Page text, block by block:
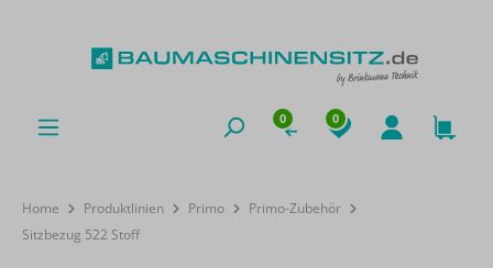
0 0
Home Produktlinien Primo
Primo-Zubehör
Sitzbezug 522 Stoff